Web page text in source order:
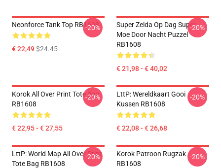
Neonforce Tank Top RB1608
€ 22,49$24.45
-20%
Super Zelda Op Dag Super
Moe Door Nacht Puzzel
RB1608
€ 21,98 - € 40,02
-20%
Korok All Over Print Tote Bag
RB1608
€ 22,95 - € 27,55
-20%
LttP: Wereldkaart Gooi
Kussen RB1608
€ 22,08 - € 26,68
-20%
LttP: World Map All Over Print
Tote Bag RB1608
-20%
Korok Patroon Rugzak
RB1608
-20%